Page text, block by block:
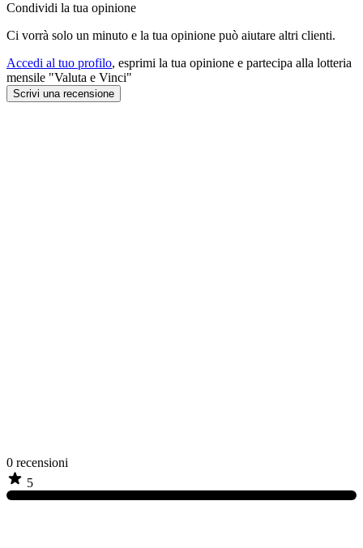
Condividi la tua opinione
Ci vorrà solo un minuto e la tua opinione può aiutare altri clienti.
Accedi al tuo profilo, esprimi la tua opinione e partecipa alla lotteria
mensile "Valuta e Vinci"
Scrivi una recensione
0 recensioni
5